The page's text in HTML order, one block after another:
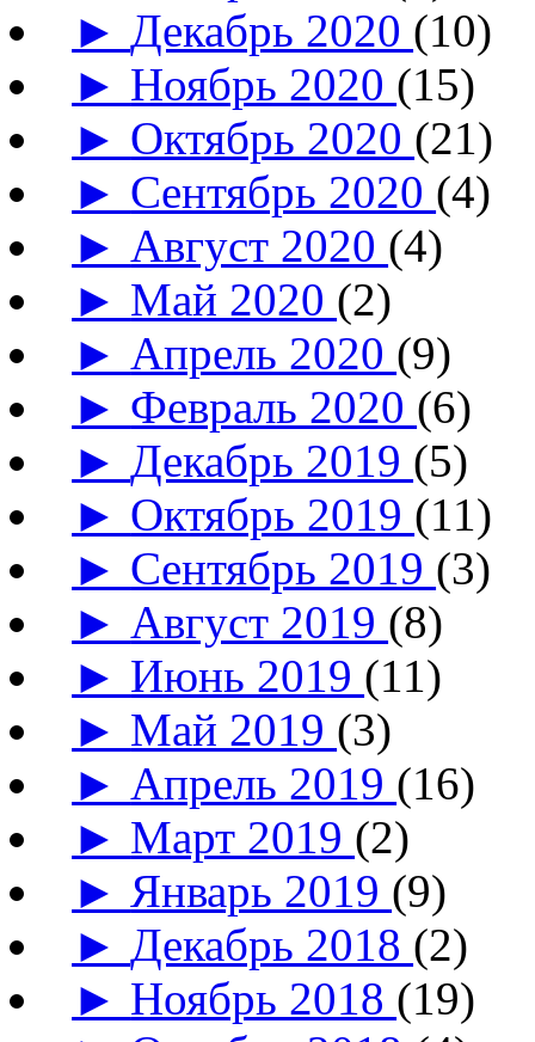
►Декабрь 2020 (10)
► Ноябрь 2020 (15)
► Октябрь 2020 (21)
► Сентябрь 2020 (4)
► Август 2020 (4)
► Май 2020 (2)
► Апрель 2020 (9)
► Февраль 2020 (6)
►Декабрь 2019 (5)
► Октябрь 2019 (11)
► Сентябрь 2019 (3)
► Август 2019 (8)
► Июнь 2019 (11)
► Май 2019 (3)
► Апрель 2019 (16)
► Март 2019 (2)
► Январь 2019 (9)
►Декабрь 2018 (2)
► Ноябрь 2018 (19)